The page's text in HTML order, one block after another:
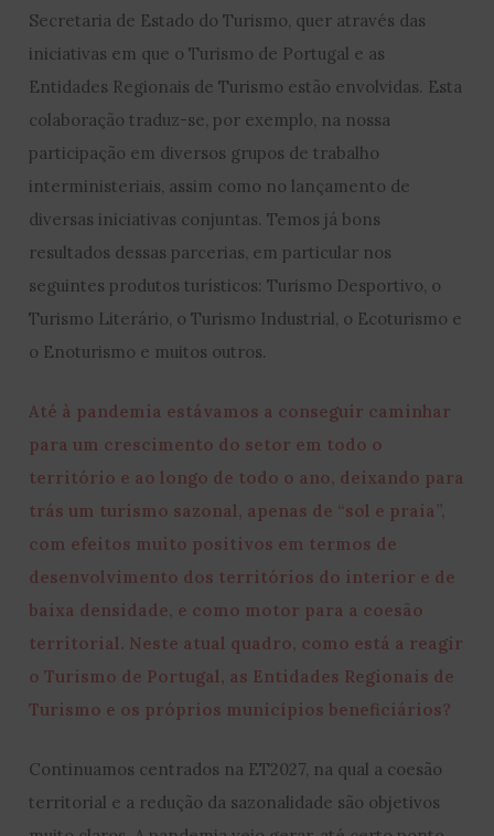
Secretaria de Estado do Turismo, quer através das
iniciativas em que o Turismo de Portugal e as
Entidades Regionais de Turismo estão envolvidas. Esta
colaboração traduz-se, por exemplo, na nossa
participação em diversos grupos de trabalho
interministeriais, assim como no lançamento de
diversas iniciativas conjuntas. Temos já bons
resultados dessas parcerias, em particular nos
seguintes produtos turísticos: Turismo Desportivo, o
Turismo Literário, o Turismo Industrial, o Ecoturismo e
o Enoturismo e muitos outros.
Até à pandemia estávamos a conseguir caminhar
para um crescimento do setor em todo o
território e ao longo de todo o ano, deixando para
trás um turismo sazonal, apenas de “sol e praia”,
com efeitos muito positivos em termos de
desenvolvimento dos territórios do interior e de
baixa densidade, e como motor para a coesão
territorial. Neste atual quadro, como está a reagir
o Turismo de Portugal, as Entidades Regionais de
Turismo e os próprios municípios beneficiários?
Continuamos centrados na ET2027, na qual a coesão
territorial e a redução da sazonalidade são objetivos